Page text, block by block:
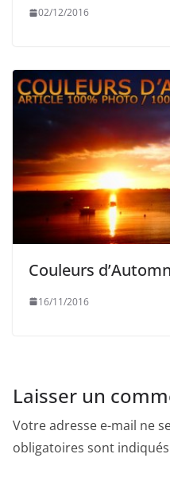
02/12/2016
Couleurs
16/11/2016
Laisser un
Votre adresse e-mail ne
obligatoires sont indiqués